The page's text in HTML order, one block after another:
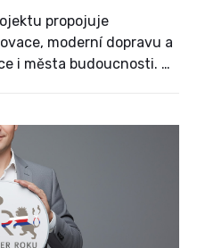
propojuje
moderní dopravu a
i města budoucnosti. Na
i široká veřejnost, aby
mění způsob, jakým se